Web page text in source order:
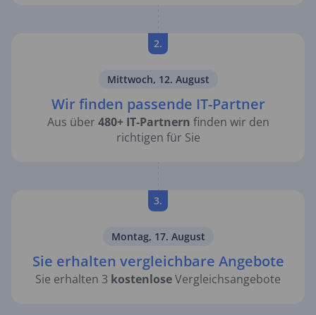
2.
Mittwoch, 12. August
Wir finden passende IT-Partner
Aus über 480+ IT-Partnern finden wir den
richtigen für Sie
3.
Montag, 17. August
Sie erhalten vergleichbare Angebote
Sie erhalten 3 kostenloseVergleichsangebote